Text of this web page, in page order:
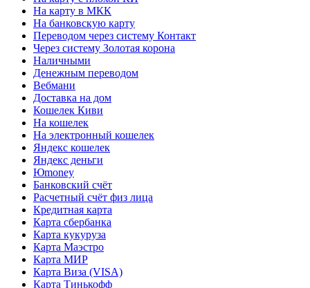
На карту в МКК
На банковскую карту
Переводом через систему Контакт
Через систему Золотая корона
Наличными
Денежным переводом
Вебмани
Доставка на дом
Кошелек Киви
На кошелек
На электронный кошелек
Яндекс кошелек
Яндекс деньги
Юmoney
Банковский счёт
Расчетный счёт физ лица
Кредитная карта
Карта сбербанка
Карта кукуруза
Карта Маэстро
Карта МИР
Карта Виза (VISA)
Карта Тинькофф